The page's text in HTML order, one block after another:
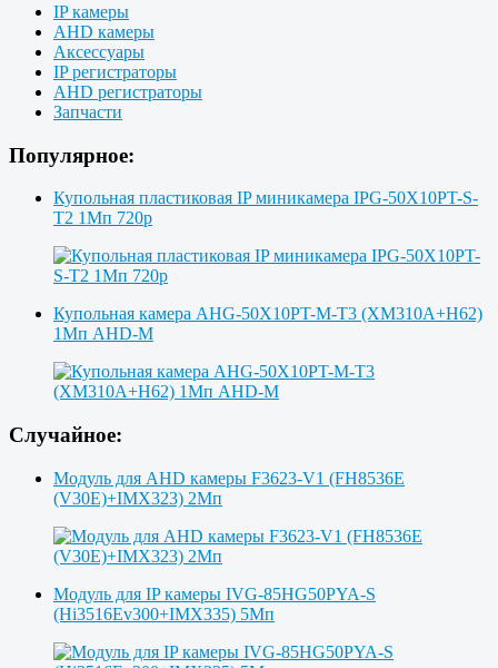
IP камеры
AHD камеры
Аксессуары
IP регистраторы
AHD регистраторы
Запчасти
Популярное:
Купольная пластиковая IP миникамера IPG-50X10PT-S-
T2 1Мп 720p
Купольная камера AHG-50X10PT-M-T3 (XM310A+H62)
1Мп AHD-M
Случайное:
Модуль для AHD камеры F3623-V1 (FH8536E
(V30E)+IMX323) 2Мп
Модуль для IP камеры IVG-85HG50PYA-S
(Hi3516Ev300+IMX335) 5Мп